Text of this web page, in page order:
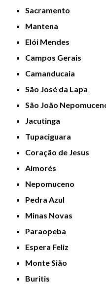
Sacramento
Mantena
Elói Mendes
Campos Gerais
Camanducaia
São José da Lapa
São João
Jacutinga
Tupaciguara
Coração de Jesus
Aimorés
Nepomuceno
Pedra Azul
Minas Novas
Paraopeba
Espera Feliz
Monte Sião
Buritis